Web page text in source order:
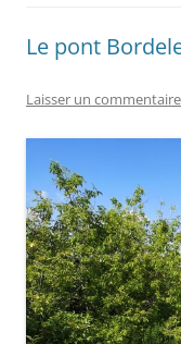
Le pont
Laisser un commentaire